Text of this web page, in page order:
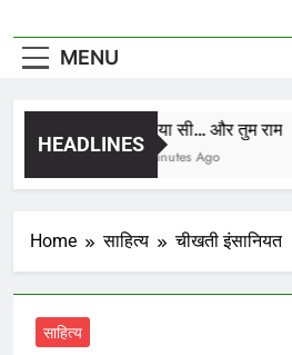
MENU
HEADLINES
मैं सिया सी… और तुम राम
11 Minutes Ago
Home साहित्य चीखती इंसानियत
साहित्य